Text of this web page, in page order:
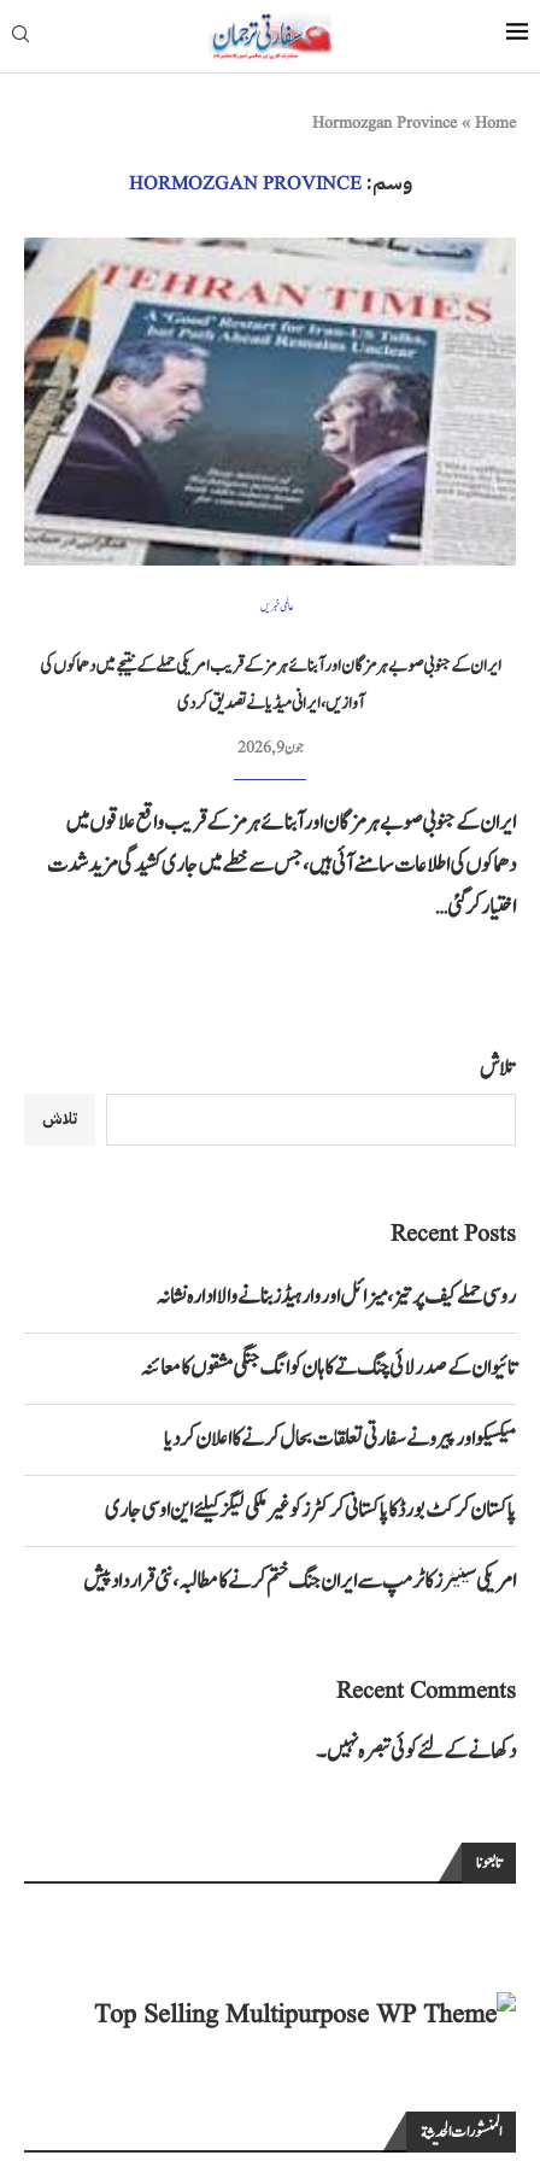
Home
»
Hormozgan Province
وسم:HORMOZGAN PROVINCE
عالمی خبریں
ایران کے جنوبی صوبے ہرمزگان اور آبنائے ہرمز کے قریب امریکی حملے کے نتیجے میں دھماکوں کی
آوازیں، ایرانی میڈیا نے تصدیق کردی
جون 9, 2026
ایران کے جنوبی صوبے ہرمزگان اور آبنائے ہرمز کے قریب واقع علاقوں میں
دھماکوں کی اطلاعات سامنے آئی ہیں، جس سے خطے میں جاری کشیدگی مزید شدت
اختیار کر گئی…
تلاش
تلاش
Recent Posts
روسی حملے کیف پر تیز، میزائل اور وار ہیڈز بنانے والا ادارہ نشانہ
تائیوان کے صدر لائی چنگ تے کا ہان کوانگ جنگی مشقوں کا معائنہ
میکسیکو اور پیرو نے سفارتی تعلقات بحال کرنے کا اعلان کر دیا
پاکستان کرکٹ بورڈ کا پاکستانی کرکٹرز کو غیر ملکی لیگز کیلئے این او سی جاری
امریکی سینیٹرز کا ٹرمپ سے ایران جنگ ختم کرنے کا مطالبہ، نئی قرارداد پیش
Recent Comments
دکھانے کے لئے کوئی تبصرہ نہیں۔
تابعونا
المنشورات الحديثة